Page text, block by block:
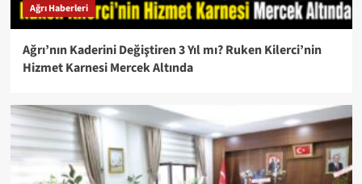
Ağrı Haberleri
Ağrı’nın Kaderini Değiştiren 3 Yıl mı? Ruken Kilerci’nin
Hizmet Karnesi Mercek Altında